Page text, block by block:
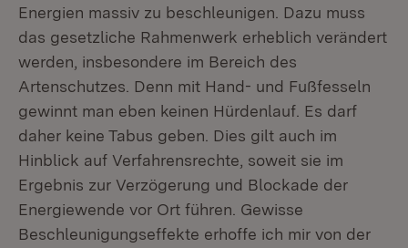
Energien massiv zu beschleunigen. Dazu muss
das gesetzliche Rahmenwerk erheblich verändert
werden, insbesondere im Bereich des
Artenschutzes. Denn mit Hand- und Fußfesseln
gewinnt man eben keinen Hürdenlauf. Es darf
daher keine Tabus geben. Dies gilt auch im
Hinblick auf Verfahrensrechte, soweit sie im
Ergebnis zur Verzögerung und Blockade der
Energiewende vor Ort führen. Gewisse
Beschleunigungseffekte erhoffe ich mir von der